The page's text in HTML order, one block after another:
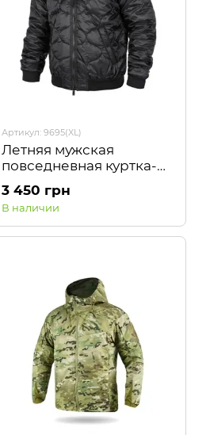
Артикул: 9695(XL)
Летняя мужская
повседневная куртка-
бомбер Woobie Черная
Camotec
3 450 грн
В наличии